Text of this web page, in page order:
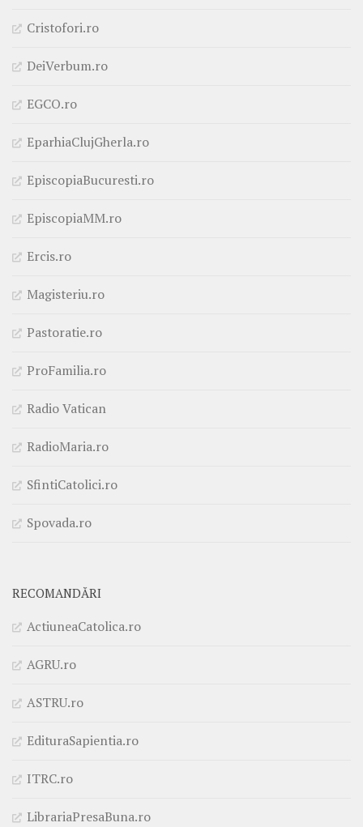
Cristofori.ro
DeiVerbum.ro
EGCO.ro
EparhiaClujGherla.ro
EpiscopiaBucuresti.ro
EpiscopiaMM.ro
Ercis.ro
Magisteriu.ro
Pastoratie.ro
ProFamilia.ro
Radio Vatican
RadioMaria.ro
SfintiCatolici.ro
Spovada.ro
RECOMANDĂRI
ActiuneaCatolica.ro
AGRU.ro
ASTRU.ro
EdituraSapientia.ro
ITRC.ro
LibrariaPresaBuna.ro